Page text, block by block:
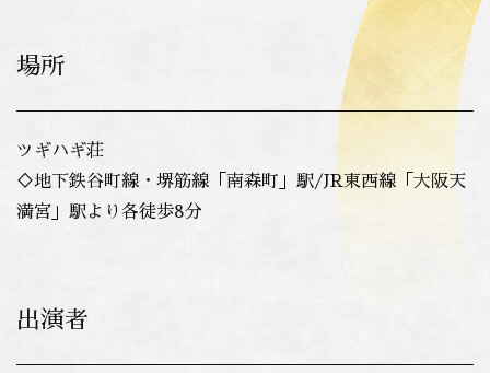
場所
ツギハギ荘
♢地下鉄谷町線・堺筋線「南森町」駅/JR東西線「大阪天
満宮」駅より各徒歩8分
出演者